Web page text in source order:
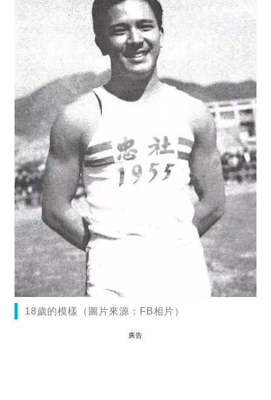
18歲的模樣（圖片來源：FB相片）
廣告